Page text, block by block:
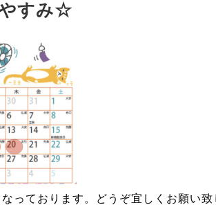
すみ☆
っております。どうぞ宜しくお願い致